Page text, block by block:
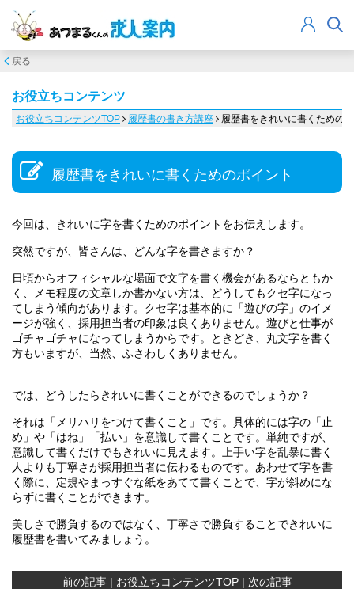
戻る
お役立ちコンテンツ
お役立ちコンテンツTOP 履歴書の書き方講座 履歴書をきれいに書くための
履歴書をきれいに書くためのポイント
今回は、きれいに字を書くためのポイントをお伝えします。
突然ですが、皆さんは、どんな字を書きますか？
日頃からオフィシャルな場面で文字を書く機会があるならともか
く、メモ程度の文章しか書かない方は、どうしてもクセ字になっ
てしまう傾向があります。クセ字は基本的に「遊びの字」のイメ
ージが強く、採用担当者の印象は良くありません。遊びと仕事が
ゴチャゴチャになってしまうからです。ときどき、丸文字を書く
方もいますが、当然、ふさわしくありません。
では、どうしたらきれいに書くことができるのでしょうか？
それは「メリハリをつけて書くこと」です。具体的には字の「止
め」や「はね」「払い」を意識して書くことです。単純ですが、
意識して書くだけでもきれいに見えます。上手い字を乱暴に書く
人よりも丁寧さが採用担当者に伝わるものです。あわせて字を書
く際に、定規やまっすぐな紙をあてて書くことで、字が斜めにな
らずに書くことができます。
美しさで勝負するのではなく、丁寧さで勝負することできれいに
履歴書を書いてみましょう。
前の記事| お役立ちコンテンツTOP| 次の記事